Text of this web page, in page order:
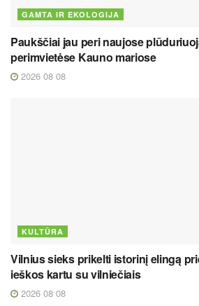
GAMTA IR EKOLOGIJA
Paukščiai jau peri naujose
perimvietėse Kauno mariose
2026 08 08
KULTŪRA
Vilnius sieks prikelti istorinį elingą
ieškos kartu su vilniečiais
2026 08 08